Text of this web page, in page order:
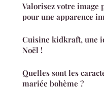
Valorisez votre image
pour une apparence
Cuisine kidkraft, une
Noël !
Quelles sont les
mariée bohème ?